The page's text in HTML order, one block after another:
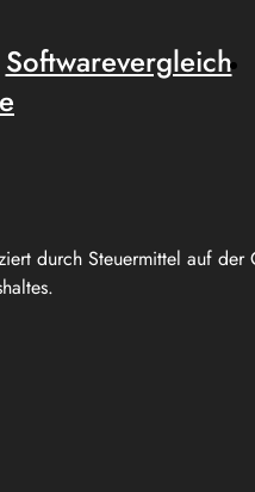
durch Steuermittel auf der
Softwarevergleich